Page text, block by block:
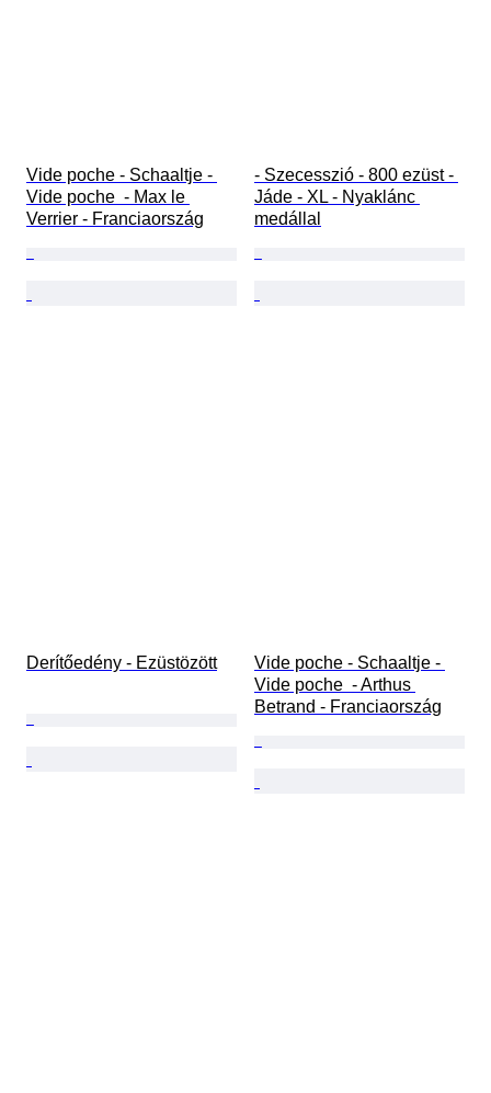
Vide poche - Schaaltje -
Vide poche  - Max le
Verrier - Franciaország
- Szecesszió - 800 ezüst -
Jáde - XL - Nyaklánc
medállal
Derítőedény - Ezüstözött
Vide poche - Schaaltje -
Vide poche  - Arthus
Betrand - Franciaország